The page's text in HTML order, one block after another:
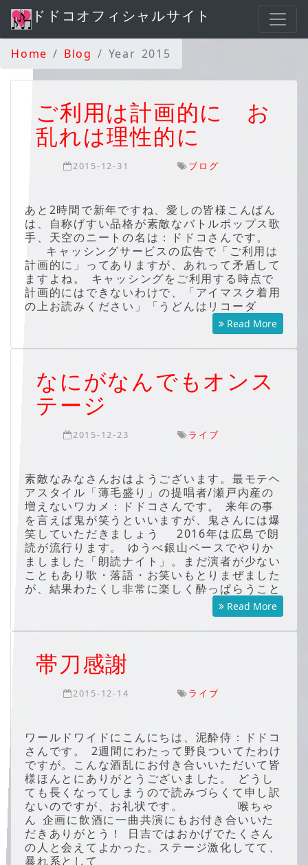
ドドコオフィシャルサイト
Home Blog Year 2015
ご利用は計画的に お
乱れは理性的に
2015-12-31 ブログ
あと2時間で新年ですね、愛しの皆様こんばん
は、自称げすい品格が素敵なバトルポップス歌
手、天空のニートの名は：ドドコさんです。
キャッシングサービスの広告で「ご利用は
計画的に」ってありますが、あれって矛盾して
ますよね。 キャッシングをご利用する時点で
計画的にはできないわけで、「アイマスク着用
の上お読みください」「うどんはリコーダ
Read More
なにがなんでもオンス
テージ
2015-12-23 ライブ
素敵なみなさんおはようございます。最モテヘ
アスタイル「薄毛盛り」の提唱者/瀬戸内産の
増えないワカメ：ドドコさんです。 来年の事
を言えば鬼が笑うといいますが、鬼さんには爆
笑していただきましょう 2016年は広島で朗
読が流行ります。 ゆうべ銀山ベースでやりか
ましました「朗読ナイト」。まだ演者が少ない
こともあり歌・落語・お笑いもとりまぜました
が、結果わたくし非常に楽しく酔っぱらうこと
Read More
帯刀感謝
2015-12-14 ライブ
ワールドワイドにこんにちは、泥酔侍：ドドコ
さんです。 2週間にわたって野良ついてたわけ
ですが。こんな酒乱にお付き合いいただいて皆
様ほんとにありがとうございました。 どうし
ても長くなってしまうので読みづらくて申し訳
ないのですが、お礼状です。 喉ちゃ
ん 企画に飲酒に一曲共演にもお付き合いいた
だきありがとう！ 日吉ではおかげでたくさん
の人と会えてよかった。ステージ激化してて、
暴れ系として